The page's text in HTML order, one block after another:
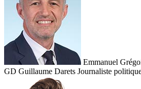
Emmanuel
GD Guillaume Darets Journaliste